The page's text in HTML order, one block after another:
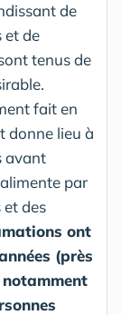
de
et de
tenus de
fait en
donne lieu à
avant
par
des
ont
(près